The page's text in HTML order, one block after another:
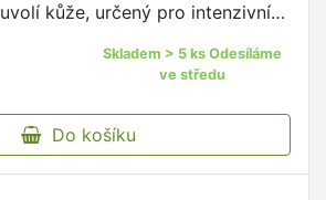
kůže, určený pro intenzivní
Skladem > 5 ks Odesíláme
ve středu
Do košíku